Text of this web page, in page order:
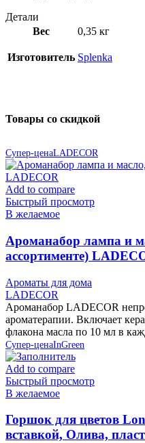
Детали
Вес
0,35 кг
Изготовитель Splenka
Товары со скидкой
Супер-ценаLADECOR
Add to compare
Быстрый просмотр
В желаемое
Ароманабор лампа и
ассортименте)
Ароматы для дома
LADECOR
Ароманабор LADECOR
ароматерапии. Включает
флакона масла по 10 мл в
Супер-ценаInGreen
Add to compare
Быстрый просмотр
В желаемое
Горшок для цветов
вставкой, Олива,